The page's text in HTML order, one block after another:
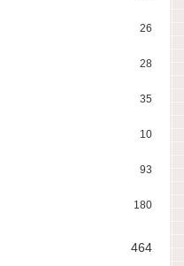
26
28
35
10
93
180
464